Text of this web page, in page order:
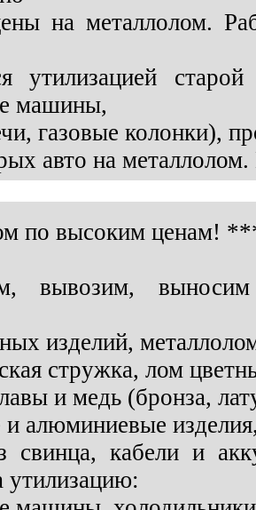
на металлолом.
утилизацией
машины,
газовые колонки),
авто на
по высоким ценам!
вывозим,
изделий,
стружка, лом
и медь (бронза,
алюминиевые
свинца, кабели и
утилизацию: